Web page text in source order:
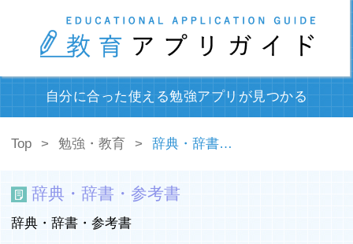
自分に合った使える勉強アプリが見つかる
Top 勉強・教育 辞典・辞書・参考書
辞典・辞書・参考書
辞典・辞書・参考書